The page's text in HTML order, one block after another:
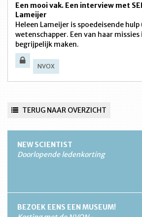
Een mooi vak. Een interview met
Lameijer
Heleen Lameijer is spoedeisende
wetenschapper. Een van haar
begrijpelijk maken.
NVOX
TERUG NAAR OVERZICHT
NEW SCIENTIST
Doorlopende ledenkorting
BEZOEK EENS EEN MUSEUM!